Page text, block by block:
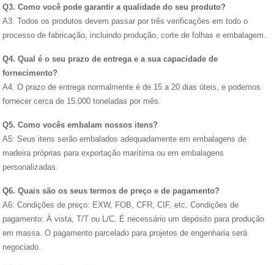
Q3. Como você pode garantir a qualidade do seu produto?
A3. Todos os produtos devem passar por três verificações em todo o
processo de fabricação, incluindo produção, corte de folhas e embalagem.
Q4. Qual é o seu prazo de entrega e a sua capacidade de
fornecimento?
A4. O prazo de entrega normalmente é de 15 a 20 dias úteis, e podemos
fornecer cerca de 15.000 toneladas por mês.
Q5. Como vocês embalam nossos itens?
A5: Seus itens serão embalados adequadamente em embalagens de
madeira próprias para exportação marítima ou em embalagens
personalizadas.
Q6. Quais são os seus termos de preço e de pagamento?
A6: Condições de preço: EXW, FOB, CFR, CIF, etc. Condições de
pagamento: À vista, T/T ou L/C. É necessário um depósito para produção
em massa. O pagamento parcelado para projetos de engenharia será
negociado.